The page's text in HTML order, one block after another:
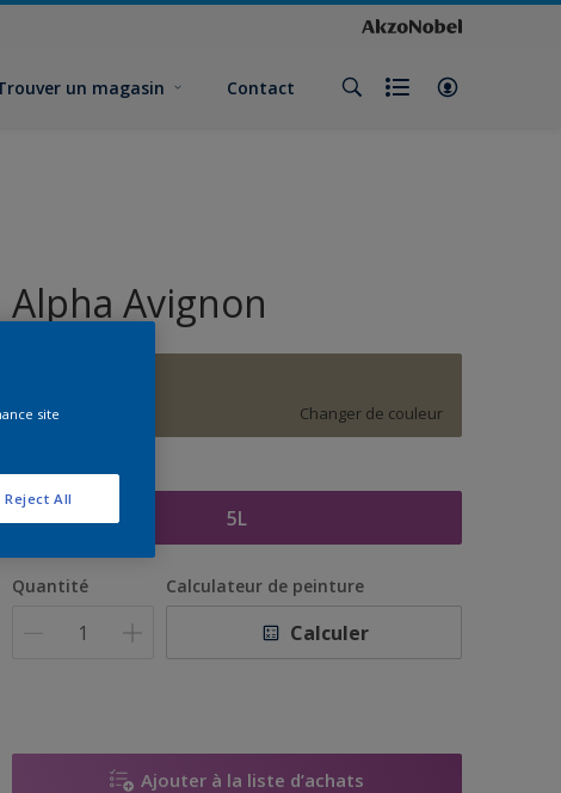
un magasin Contact
Alpha Avignon
Changer de couleur
Format
5L
Quantité Calculateur de peinture
Calculer
Ajouter à la liste d’achats
site
Reject All